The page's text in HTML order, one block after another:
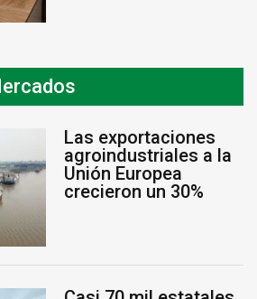
Las exportaciones
agroindustriales a la
Unión Europea
crecieron un 30%